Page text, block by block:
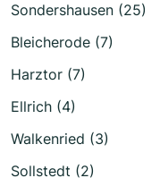
Sondershausen (25)
Bleicherode (7)
Harztor (7)
Ellrich (4)
Walkenried (3)
Sollstedt (2)